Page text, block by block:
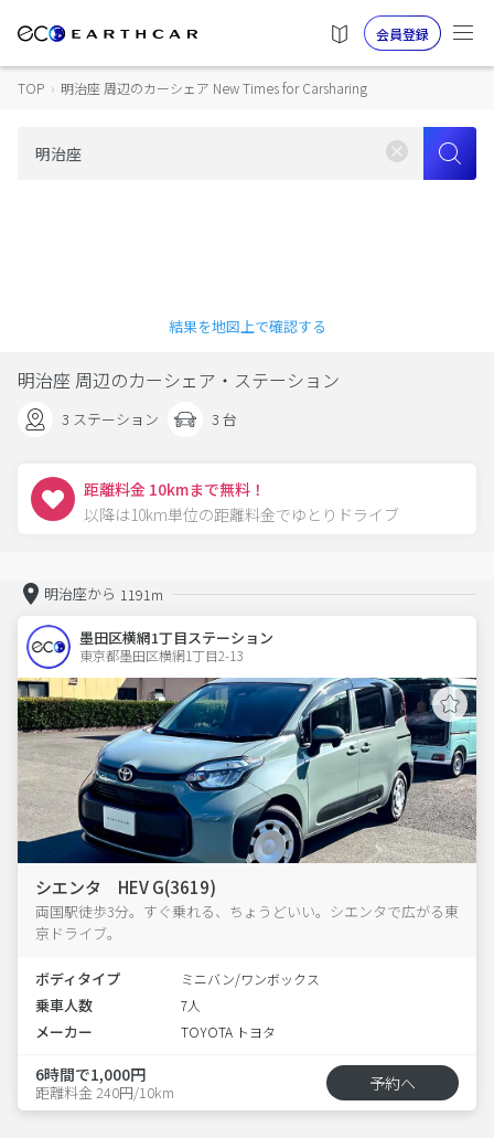
会員登録
TOP › 明治座 周辺のカーシェア New Times for Carsharing
結果を地図上で確認する
明治座 周辺のカーシェア・ステーション
3 ステーション 3 台
距離料金 10kmまで無料！
以降は10km単位の距離料金でゆとりドライブ
明治座から 1191m
墨田区横網1丁目ステーション
東京都墨田区横網1丁目2-13
シエンタ HEV G(3619)
両国駅徒歩3分。すぐ乗れる、ちょうどいい。シエンタで広がる東
京ドライブ。
ボディタイプ ミニバン/ワンボックス
乗車人数 7人
メーカー TOYOTA トヨタ
6時間で1,000円
距離料金 240円/10km 予約へ